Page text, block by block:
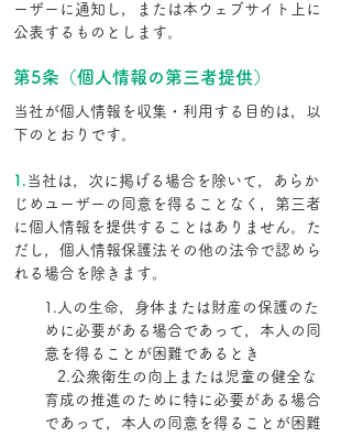
ーザーに通知し，または本ウェブサイト上に
公表するものとします。
第5条（個人情報の第三者提供）
当社が個人情報を収集・利用する目的は，以
下のとおりです。
1. 当社は，次に掲げる場合を除いて，あらか
じめユーザーの同意を得ることなく，第三者
に個人情報を提供することはありません。た
だし，個人情報保護法その他の法令で認めら
れる場合を除きます。
1.人の生命，身体または財産の保護のた
めに必要がある場合であって，本人の同
意を得ることが困難であるとき
2.公衆衛生の向上または児童の健全な
育成の推進のために特に必要がある場合
であって，本人の同意を得ることが困難